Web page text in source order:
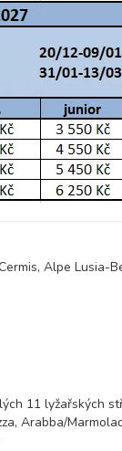
Alpe Lusia-
11 lyžařských
Arabba/